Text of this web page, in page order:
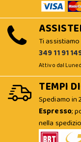
Ti
349 11 91
Attivo dal
TEMPI
Spediamo in
Espresso;
nella